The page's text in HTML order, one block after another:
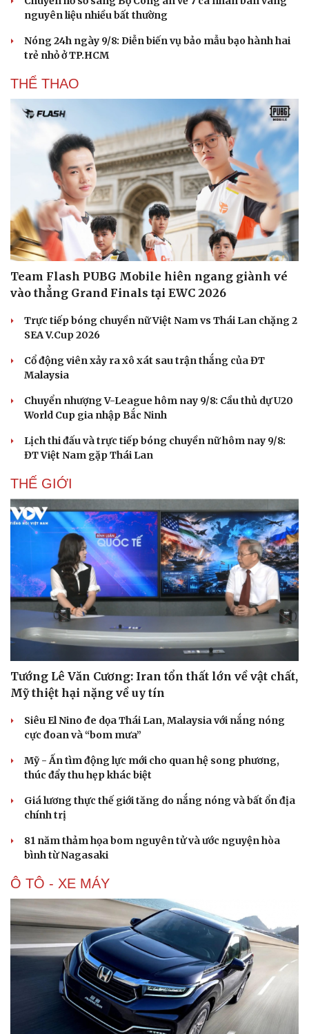
Tư vấn
Săn Tour
check-in
Podcast
Câu chuyện thời sự
Đọc truyện đêm khuya
Cửa sổ tình yêu
Kể chuyện cho bé
Hạt giống tâm hồn
nguyên liệu nhiều bất thường
Nóng 24h ngày 9/8: Diễn biến vụ bảo mẫu bạo hành hai
trẻ nhỏ ở TP.HCM
THỂ THAO
Team Flash PUBG Mobile hiên ngang giành vé
vào thẳng Grand Finals tại EWC 2026
Trực tiếp bóng chuyền nữ Việt Nam vs Thái Lan chặng 2
SEA V.Cup 2026
Cổ động viên xảy ra xô xát sau trận thắng của ĐT
Malaysia
Chuyển nhượng V-League hôm nay 9/8: Cầu thủ dự U20
World Cup gia nhập Bắc Ninh
Lịch thi đấu và trực tiếp bóng chuyền nữ hôm nay 9/8:
ĐT Việt Nam gặp Thái Lan
THẾ GIỚI
Tướng Lê Văn Cương: Iran tổn thất lớn về vật chất,
Mỹ thiệt hại nặng về uy tín
Siêu El Nino đe dọa Thái Lan, Malaysia với nắng nóng
cực đoan và “bom mưa”
Mỹ - Ấn tìm động lực mới cho quan hệ song phương,
thúc đẩy thu hẹp khác biệt
Giá lương thực thế giới tăng do nắng nóng và bất ổn địa
chính trị
81 năm thảm họa bom nguyên tử và ước nguyện hòa
bình từ Nagasaki
Ô TÔ - XE MÁY